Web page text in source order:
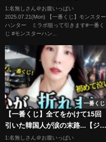
くじ #モンスターハンター #ミラ
ボレアス
1:名無しさん＠お腹いっぱい
2025.07.21(Mon) 【一番くじ】モンスター
ハンター ミラボ狙って引きます#一番く
じ #モンスターハン...
一番くじ
【一番くじ】全てをかけて15回
引いた韓国人が涙の末路...【ジー
クアクス】
1:名無しさん＠お腹いっぱい